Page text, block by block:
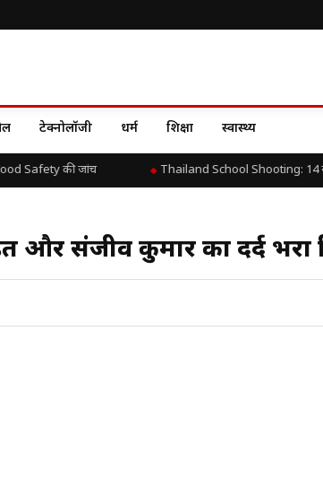
टेक्नोलॉजी धर्म शिक्षा स्वास्थ्य
Safety की जांच Thailand School Shooting: 14 साल
और संजीव कुमार का दर्द भरा